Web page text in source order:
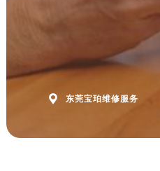
 东莞宝珀维修服务